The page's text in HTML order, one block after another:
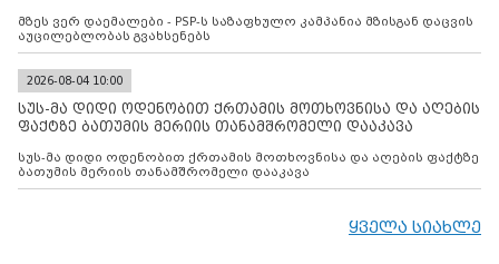
მზეს ვერ დაემალები - PSP-ს საზაფხულო კამპანია მზისგან დაცვის
აუცილებლობას გვახსენებს
2026-08-04 10:00
სუს-მა დიდი ოდენობით ქრთამის მოთხოვნისა და აღების
ფაქტზე ბათუმის მერიის თანამშრომელი დააკავა
სუს-მა დიდი ოდენობით ქრთამის მოთხოვნისა და აღების ფაქტზე
ბათუმის მერიის თანამშრომელი დააკავა
ყველა სიახლე